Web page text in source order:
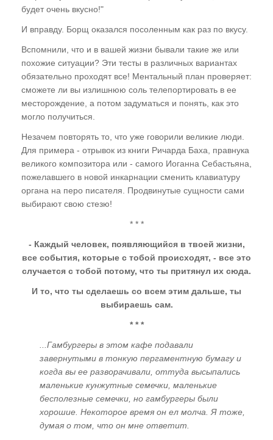
информации. Понятия "Космос" -
Где хранится информация Мироздания?
Понятие "Информационные Поля"
Мы не одиноки во Вселенной
Кто создал алгоритмы процессов эволюции?
"Алгоритм глупости"?
Кто придумал ДНК?
Мобильные диспергированные гены
Гелиоцентрическая система координат
энергоинформационный вирус внедрения в
Информационные Поля земной
цивилизации
Для чего рождаются цивилизации? Где
скрывается антиматерия? "Спираль
Многомерности". Кто нас "вывернул
наизнанку"?
Многомерная иммунная система
Мироздания, или Почему нас не любят
"братья по разуму". Система Изъятия
Потенциала земной цивилизации и
Программа Внедрения.
будет очень вкусно!"
И вправду. Борщ оказался посоленным как раз по вкусу.
Вспомнили, что и в вашей жизни бывали такие же или
похожие ситуации? Эти тесты в различных вариантах
обязательно проходят все! Ментальный план проверяет:
сможете ли вы излишнюю соль телепортировать в ее
месторождение, а потом задуматься и понять, как это
могло получиться.
Незачем повторять то, что уже говорили великие люди.
Для примера - отрывок из книги Ричарда Баха, правнука
великого композитора или - самого Иоганна Себастьяна,
пожелавшего в новой инкарнации сменить клавиатуру
органа на перо писателя. Продвинутые сущности сами
выбирают свою стезю!
* * *
- Каждый человек, появляющийся в твоей жизни,
все события, которые с тобой происходят, - все это
случается с тобой потому, что ты притянул их сюда.
И то, что ты сделаешь со всем этим дальше, ты
выбираешь сам.
* * *
...Гамбургеры в этом кафе подавали
завернутыми в тонкую пергаментную бумагу и
когда вы ее разворачивали, оттуда высыпались
маленькие кунжутные семечки, маленькие
бесполезные семечки, но гамбургеры были
хорошие. Некоторое время он ел молча. Я тоже,
думая о том, что он мне ответит.